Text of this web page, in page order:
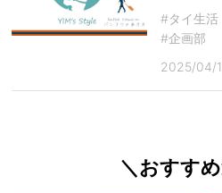
#タイ生活
#企画部
2025/04/
＼おすす